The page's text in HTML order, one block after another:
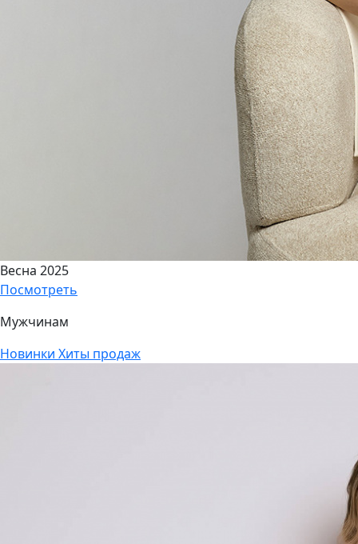
Весна 2025
Посмотреть
Мужчинам
Новинки Хиты продаж